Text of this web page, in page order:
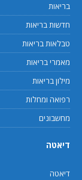
בריאות
חדשות בריאות
טבלאות בריאות
מאמרי בריאות
מילון בריאות
רפואה ומחלות
מחשבונים
דיאטה
דיאטה